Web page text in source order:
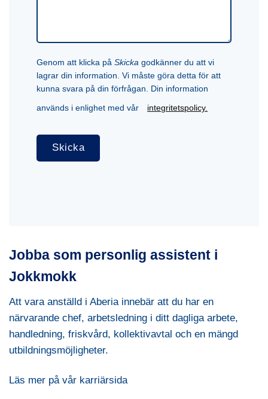
Genom att klicka påSkicka godkänner du att vi
lagrar din information. Vi måste göra detta för att
kunna svara på din förfrågan. Din information
används i enlighet med vår
integritetspolicy.
Jobba som personlig assistent i
Jokkmokk
Att vara anställd i Aberia innebär att du har en
närvarande chef, arbetsledning i ditt dagliga arbete,
handledning, friskvård, kollektivavtal och en mängd
utbildningsmöjligheter.
Läs mer på vår karriärsida